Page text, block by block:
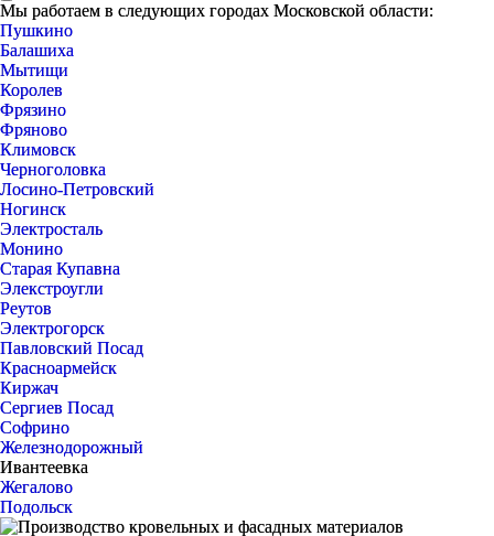
Мы работаем в следующих городах Московской области:
Пушкино
Балашиха
Мытищи
Королев
Фрязино
Фряново
Климовск
Черноголовка
Лосино-Петровский
Ногинск
Электросталь
Монино
Старая Купавна
Элекстроугли
Реутов
Электрогорск
Павловский Посад
Красноармейск
Киржач
Сергиев Посад
Софрино
Железнодорожный
Ивантеевка
Жегалово
Подольск